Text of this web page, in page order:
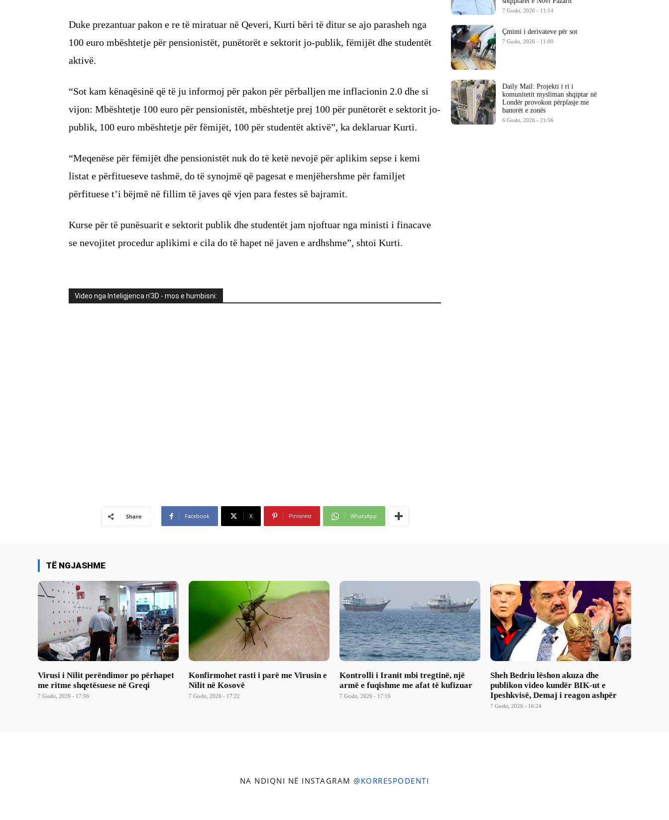
Duke prezantuar pakon e re të miratuar në Qeveri, Kurti bëri të ditur se ajo parasheh nga
100 euro mbështetje për pensionistët, punëtorët e sektorit jo-publik, fëmijët dhe studentët
aktivë.
“Sot kam kënaqësinë që të ju informoj për pakon për përballjen me inflacionin 2.0 dhe si
vijon: Mbështetje 100 euro për pensionistët, mbështetje prej 100 për punëtorët e sektorit jo-
publik, 100 euro mbështetje për fëmijët, 100 për studentët aktivë”, ka deklaruar Kurti.
“Meqenëse për fëmijët dhe pensionistët nuk do të ketë nevojë për aplikim sepse i kemi
listat e përfitueseve tashmë, do të synojmë që pagesat e menjëhershme për familjet
përfituese t’i bëjmë në fillim të javes që vjen para festes së bajramit.
Kurse për të punësuarit e sektorit publik dhe studentët jam njoftuar nga ministi i finacave
se nevojitet procedur aplikimi e cila do të hapet në javen e ardhshme”, shtoi Kurti.
Video nga Inteligjenca n'3D - mos e humbisni:
Share Facebook X Pinterest WhatsApp
7 Gusht, 2026 - 11:14
Çmimi i derivateve për sot
7 Gusht, 2026 - 11:00
Daily Mail: Projekti i ri i
komunitetit mysliman shqiptar në
Londër provokon përplasje me
banorët e zonës
6 Gusht, 2026 - 21:56
TË NGJASHME
Virusi i Nilit perëndimor po përhapet
me ritme shqetësuese në Greqi
7 Gusht, 2026 - 17:56
Konfirmohet rasti i parë me Virusin e
Nilit në Kosovë
7 Gusht, 2026 - 17:22
Kontrolli i Iranit mbi tregtinë, një
armë e fuqishme me afat të kufizuar
7 Gusht, 2026 - 17:16
Sheh Bedriu lëshon akuza dhe
publikon video kundër BIK-ut e
Ipeshkvisë, Demaj i reagon ashpër
7 Gusht, 2026 - 16:24
NA NDIQNI NË INSTAGRAM @KORRESPODENTI